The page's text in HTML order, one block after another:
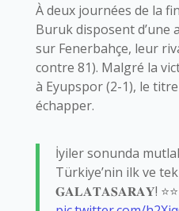
À deux journées de la
Buruk disposent d’une
sur Fenerbahçe, leur
contre 81). Malgré la
à Eyupspor (2-1), le
échapper.
İyiler sonunda
Türkiye’nin ilk ve tek
𝐆𝐀𝐋𝐀𝐓𝐀𝐒𝐀𝐑𝐀𝐘!